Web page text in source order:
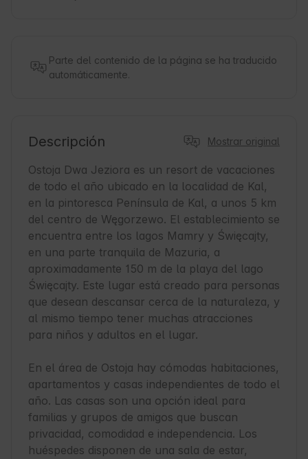
Parte del contenido de la página se ha traducido
automáticamente.
Descripción Mostrar original
Ostoja Dwa Jeziora es un resort de vacaciones
de todo el año ubicado en la localidad de Kal,
en la pintoresca Península de Kal, a unos 5 km
del centro de Węgorzewo. El establecimiento se
encuentra entre los lagos Mamry y Święcajty,
en una parte tranquila de Mazuria, a
aproximadamente 150 m de la playa del lago
Święcajty. Este lugar está creado para personas
que desean descansar cerca de la naturaleza, y
al mismo tiempo tener muchas atracciones
para niños y adultos en el lugar.
En el área de Ostoja hay cómodas habitaciones,
apartamentos y casas independientes de todo el
año. Las casas son una opción ideal para
familias y grupos de amigos que buscan
privacidad, comodidad e independencia. Los
huéspedes disponen de una sala de estar,